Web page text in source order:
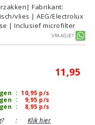
| Fabrikant:
vlies | AEG/Electrolux
| Inclusief microfilter
Vraagje?
11,95
: 10,95 p/s
: 9,95 p/s
: 8,95 p/s
: Klik hier